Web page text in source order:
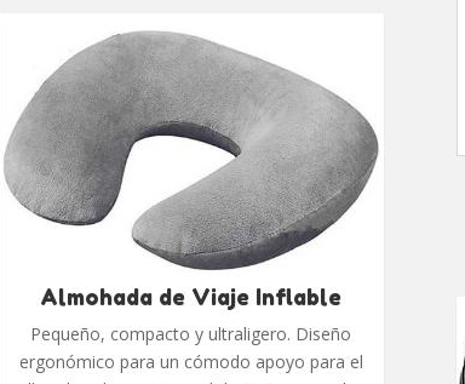
Almohada de Viaje Inflable
Pequeño, compacto y ultraligero. Diseño
ergonómico para un cómodo apoyo para el